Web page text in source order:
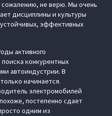
сожалению, не верю. Мы очень
дисциплины и культуры
эффективных
активного
конкурентных
автоиндустрии. В
начинается.
электромобилей
постепенно сдает
одним из